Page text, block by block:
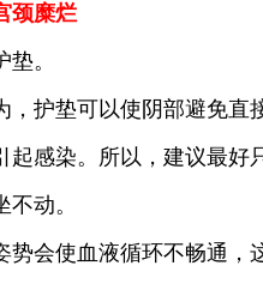
糜烂
。
垫可以使阴部避免直
感染。所以，建议最好
动。
使血液循环不畅通，